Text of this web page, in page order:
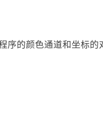
序的颜色通道和坐标